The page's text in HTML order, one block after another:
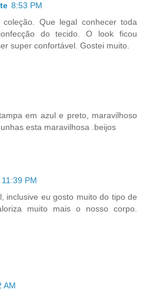
8:53 PM
Que legal conhecer toda
do tecido. O look ficou
super confortável. Gostei muito.
em azul e preto, maravilhoso
esta maravilhosa .beijos
11:39 PM
inclusive eu gosto muito do tipo de
muito mais o nosso corpo.
AM